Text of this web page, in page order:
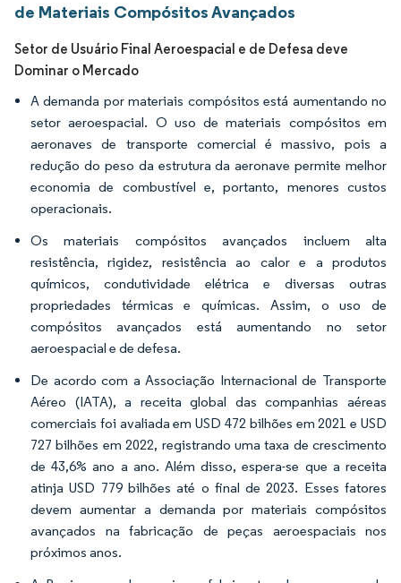
de Materiais Compósitos Avançados
Setor de Usuário Final Aeroespacial e de Defesa deve
Dominar o Mercado
A demanda por materiais compósitos está aumentando no
setor aeroespacial. O uso de materiais compósitos em
aeronaves de transporte comercial é massivo, pois a
redução do peso da estrutura da aeronave permite melhor
economia de combustível e, portanto, menores custos
operacionais.
Os materiais compósitos avançados incluem alta
resistência, rigidez, resistência ao calor e a produtos
químicos, condutividade elétrica e diversas outras
propriedades térmicas e químicas. Assim, o uso de
compósitos avançados está aumentando no setor
aeroespacial e de defesa.
De acordo com a Associação Internacional de Transporte
Aéreo (IATA), a receita global das companhias aéreas
comerciais foi avaliada em USD 472 bilhões em 2021 e USD
727 bilhões em 2022, registrando uma taxa de crescimento
de 43,6% ano a ano. Além disso, espera-se que a receita
atinja USD 779 bilhões até o final de 2023. Esses fatores
devem aumentar a demanda por materiais compósitos
avançados na fabricação de peças aeroespaciais nos
próximos anos.